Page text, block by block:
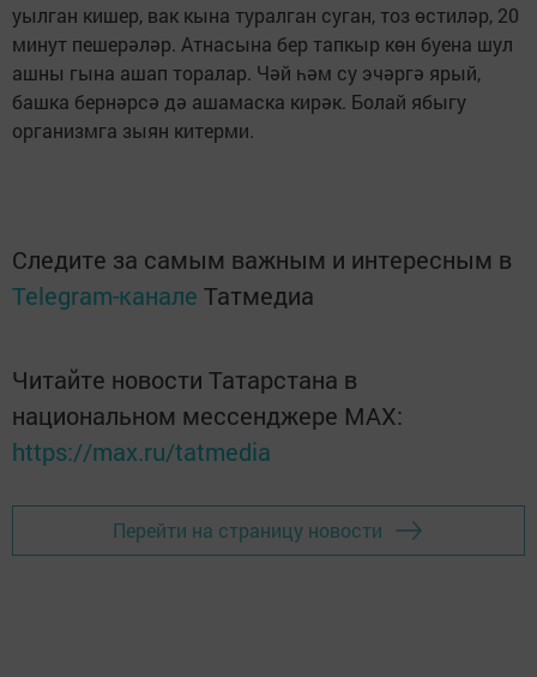
уылган кишер, вак кына туралган суган, тоз өстиләр, 20
минут пешерәләр. Атнасына бер тапкыр көн буена шул
ашны гына ашап торалар. Чәй һәм су эчәргә ярый,
башка бернәрсә дә ашамаска кирәк. Болай ябыгу
организмга зыян китерми.
Следите за самым важным и интересным в
Telegram-канале Татмедиа
Читайте новости Татарстана в
национальном мессенджере MАХ:
https://max.ru/tatmedia
Перейти на страницу новости